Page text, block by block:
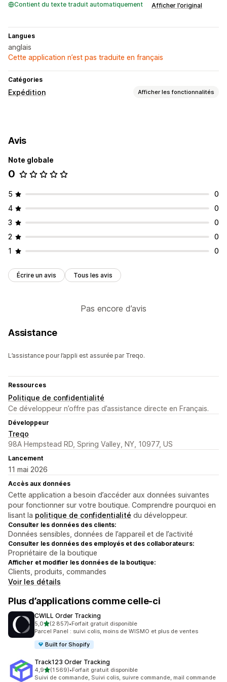
Contient du texte traduit automatiquement Afficher l’original
Langues
anglais
Cette application n’est pas traduite en français
Catégories
Expédition Afficher les fonctionnalités
Validation de l’adresse
Étiquettes de retour
Frais d’expédition
Avis
Note globale
0
5
0
4
0
3
0
2
0
1
0
Écrire un avis Tous les avis
Pas encore d’avis
Assistance
L’assistance pour l’appli est assurée par Treqo.
Ressources
Politique de confidentialité
Ce développeur n’offre pas d’assistance directe en Français.
Développeur
Treqo
98A Hempstead RD, Spring Valley, NY, 10977, US
Lancement
11 mai 2026
Accès aux données
Cette application a besoin d’accéder aux données suivantes
pour fonctionner sur votre boutique. Comprendre pourquoi en
lisant la politique de confidentialité du développeur.
Consulter les données des clients:
Données sensibles, données de l’appareil et de l’activité
Consulter les données des employés et des collaborateurs:
Propriétaire de la boutique
Afficher et modifier les données de la boutique:
Clients, produits, commandes
Voir les détails
Plus d’applications comme celle-ci
CWILL Order Tracking
5,0étoile(s) sur 5
(2 857)
2857 avis au total
•Forfait gratuit disponible
Parcel Panel : suivi colis, moins de WISMO et plus de ventes
Built for Shopify
Track123 Order Tracking
4,9étoile(s) sur 5
(1 569)
1569 avis au total
•Forfait gratuit disponible
Suivi de commande, Suivi colis, suivre commande, mail commande